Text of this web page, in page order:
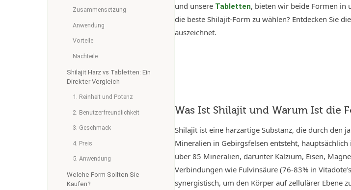
Zusammensetzung
Anwendung
Vorteile
Nachteile
Shilajit Harz vs Tabletten: Ein
Direkter Vergleich
1. Reinheit und Potenz
2. Benutzerfreundlichkeit
3. Geschmack
4. Preis
5. Anwendung
Welche Form Sollten Sie
Kaufen?
und unsere Tabletten, bieten wir beide Formen in
die beste Shilajit-Form zu wählen? Entdecken Sie
auszeichnet.
Was Ist Shilajit und Warum Ist die
Shilajit ist eine harzartige Substanz, die durch den
Mineralien in Gebirgsfelsen entsteht,
über 85 Mineralien, darunter Kalzium, Eisen,
Verbindungen wie Fulvinsäure (76-83% in
synergistisch, um den Körper auf zellulärer Ebene